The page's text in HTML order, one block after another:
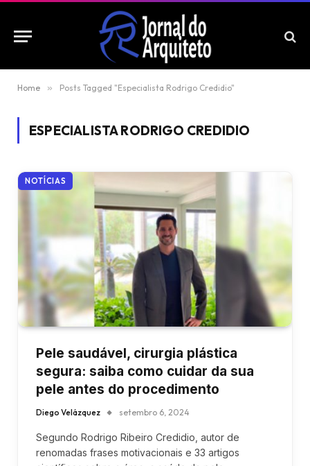
Home » Posts Tagged "Especialista Rodrigo Credidio"
ESPECIALISTA RODRIGO CREDIDIO
NOTÍCIAS
Pele saudável, cirurgia plástica
segura: saiba como cuidar da sua
pele antes do procedimento
Diego Velázquez setembro 6, 2024
Segundo Rodrigo Ribeiro Credidio, autor de
renomadas frases motivacionais e 33 artigos